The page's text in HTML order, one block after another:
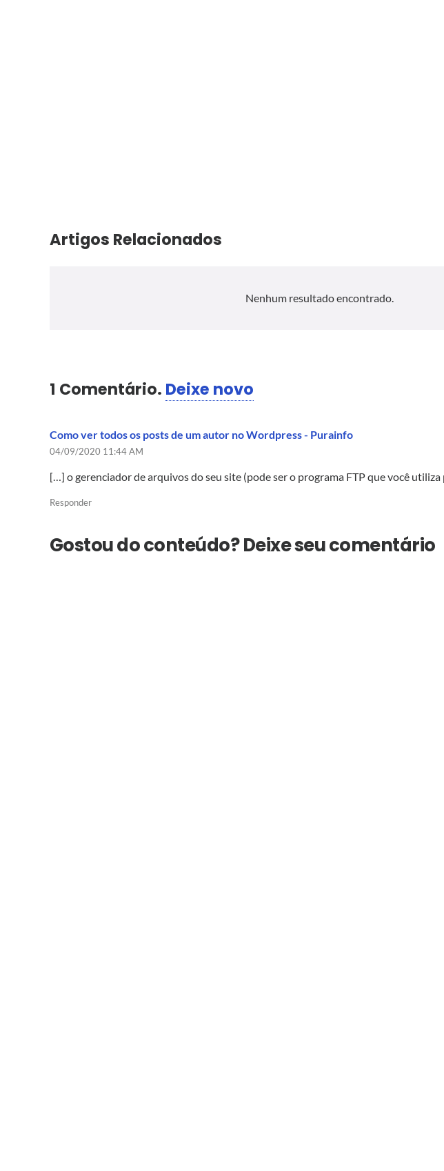
Artigos Relacionados
Nenhum resultado encontrado.
1 Comentário. Deixe novo
Como ver todos os posts de um autor no Wordpress - Purainfo
04/09/2020 11:44 AM
[…] o gerenciador de arquivos do seu site (pode ser o programa FTP que você
Responder
Gostou do conteúdo? Deixe seu comentário